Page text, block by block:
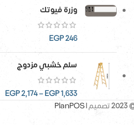
وزرة فيوتك
EGP246
سلم خشبي مزدوج
EGP1,633
–
EGP2,174
© تصميم |